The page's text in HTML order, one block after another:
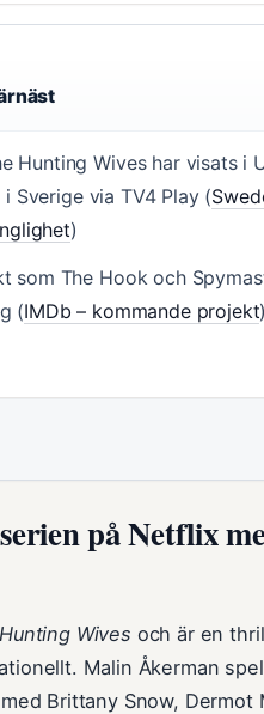
Hunting Wives har visats i
Sverige via TV4 Play (
)
som The Hook och
(IMDb – kommande projekt
på Netflix
Wives och är en
Malin Åkerman
Brittany Snow, Dermot